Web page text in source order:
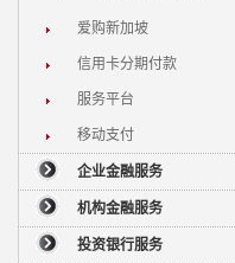
爱购新加坡
信用卡分期付款
服务平台
移动支付
企业金融服务
机构金融服务
投资银行服务